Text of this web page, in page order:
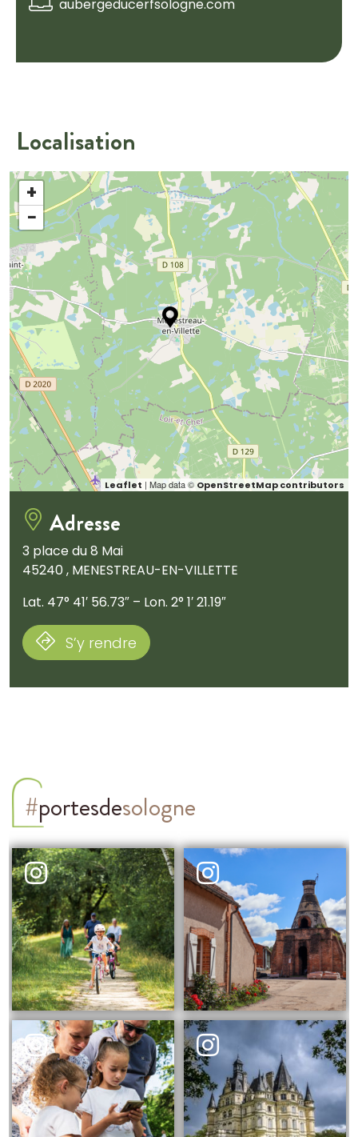
aubergeducerfsologne.com
Localisation
+
−
Leaflet | Map data © OpenStreetMap contributors
Adresse
3 place du 8 Mai
45240 , MENESTREAU-EN-VILLETTE
Lat. 47° 41′ 56.73″ – Lon. 2° 1′ 21.19″
S’y rendre
#portesdesologne